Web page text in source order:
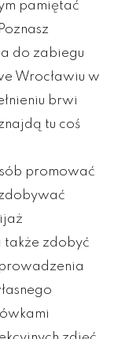
pamiętać
do zabiegu
Wrocławiu w
brwi
tu coś
promować
także zdobyć